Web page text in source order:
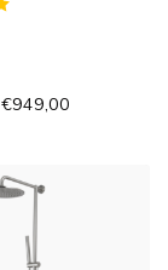
€949,00